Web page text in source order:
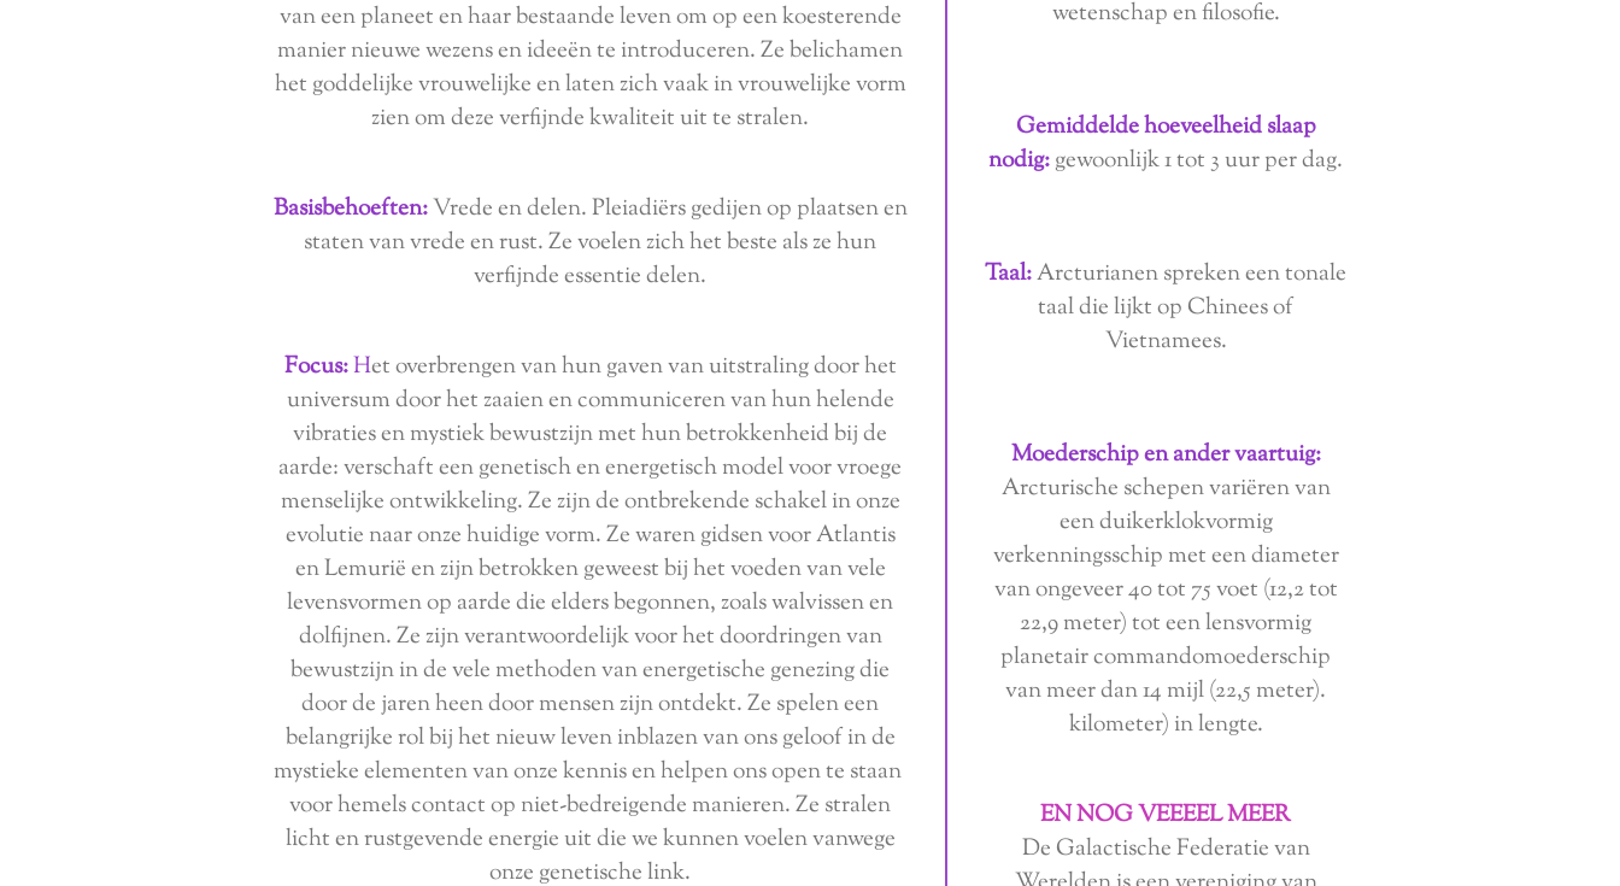
van een planeet en haar bestaande leven om op een koesterende
manier nieuwe wezens en ideeën te introduceren. Ze belichamen
het goddelijke vrouwelijke en laten zich vaak in vrouwelijke vorm
zien om deze verfijnde kwaliteit uit te stralen.
Basisbehoeften:Vrede en delen. Pleiadiërs gedijen op plaatsen en
staten van vrede en rust. Ze voelen zich het beste als ze hun
verfijnde essentie delen.
Focus:Het overbrengen van hun gaven van uitstraling door het
universum door het zaaien en communiceren van hun helende
vibraties en mystiek bewustzijn met hun betrokkenheid bij de
aarde: verschaft een genetisch en energetisch model voor vroege
menselijke ontwikkeling. Ze zijn de ontbrekende schakel in onze
evolutie naar onze huidige vorm. Ze waren gidsen voor Atlantis
en Lemurië en zijn betrokken geweest bij het voeden van vele
levensvormen op aarde die elders begonnen, zoals walvissen en
dolfijnen. Ze zijn verantwoordelijk voor het doordringen van
bewustzijn in de vele methoden van energetische genezing die
door de jaren heen door mensen zijn ontdekt. Ze spelen een
belangrijke rol bij het nieuw leven inblazen van ons geloof in de
mystieke elementen van onze kennis en helpen ons open te staan ​​
voor hemels contact op niet-bedreigende manieren. Ze stralen
licht en rustgevende energie uit die we kunnen voelen vanwege
onze genetische link.
wetenschap en filosofie.
Gemiddelde hoeveelheid slaap
nodig:gewoonlijk 1 tot 3 uur per dag.
Taal:Arcturianen spreken een tonale
taal die lijkt op Chinees of
Vietnamees.
Moederschip en ander vaartuig:
Arcturische schepen variëren van
een duikerklokvormig
verkenningsschip met een diameter
van ongeveer 40 tot 75 voet (12,2 tot
22,9 meter) tot een lensvormig
planetair commandomoederschip
van meer dan 14 mijl (22,5 meter).
kilometer) in lengte.
EN NOG VEEEEL MEER
De Galactische Federatie van